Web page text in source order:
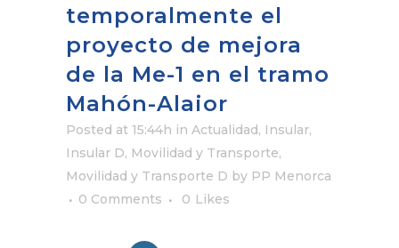
temporalmente el
proyecto de mejora
de la Me-1 en el tramo
Mahón-Alaior
Posted at 15:44h in Actualidad, Insular,
Insular D, Movilidad y Transporte,
Movilidad y Transporte D by PP Menorca
0 Comments
0 Likes